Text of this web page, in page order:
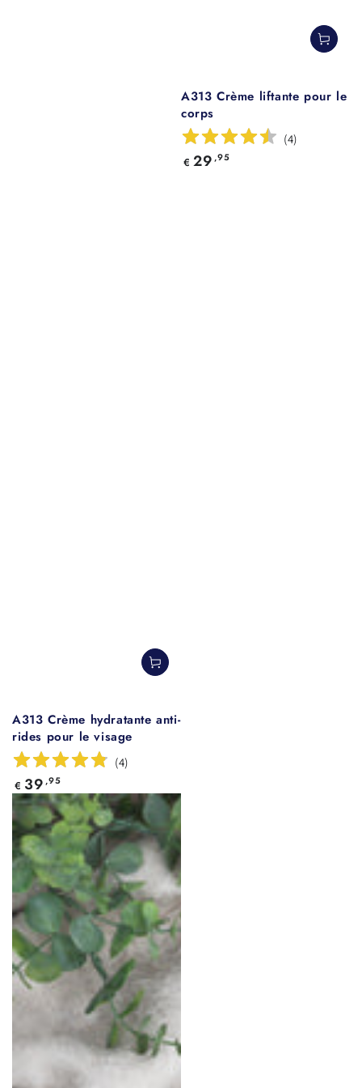
A313 Crème hydratante anti-
rides pour le visage
(4)
Prix
normal
€ 39 ,95
A313 Crème liftante pour le
corps
(4)
Prix
€ 29 ,95